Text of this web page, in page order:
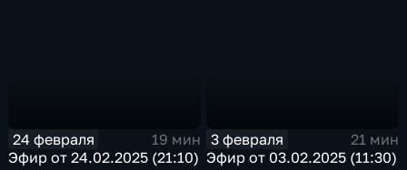
24 февраля
19 мин
Эфир от 24.02.2025 (21:10)
3 февраля
21 мин
Эфир от 03.02.2025 (11:30)